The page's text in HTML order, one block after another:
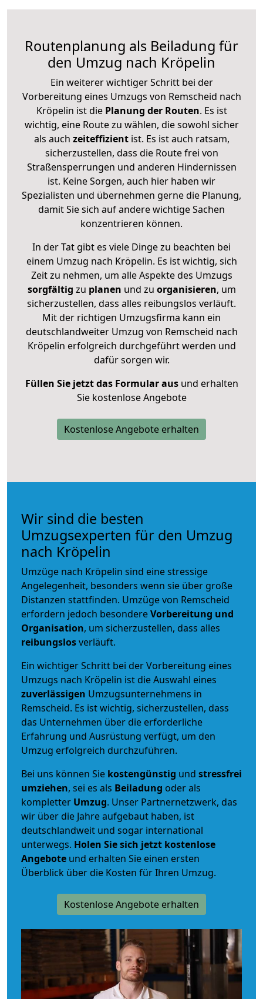
Routenplanung als Beiladung für
den Umzug nach Kröpelin
Ein weiterer wichtiger Schritt bei der
Vorbereitung eines Umzugs von Remscheid nach
Kröpelin ist diePlanung der Routen. Es ist
wichtig, eine Route zu wählen, die sowohl sicher
als auch zeiteffizientist. Es ist auch ratsam,
sicherzustellen, dass die Route frei von
Straßensperrungen und anderen Hindernissen
ist. Keine Sorgen, auch hier haben wir
Spezialisten und übernehmen gerne die Planung,
damit Sie sich auf andere wichtige Sachen
konzentrieren können.
In der Tat gibt es viele Dinge zu beachten bei
einem Umzug nach Kröpelin. Es ist wichtig, sich
Zeit zu nehmen, um alle Aspekte des Umzugs
sorgfältig zu planen und zu organisieren, um
sicherzustellen, dass alles reibungslos verläuft.
Mit der richtigen Umzugsfirma kann ein
deutschlandweiter Umzug von Remscheid nach
Kröpelin erfolgreich durchgeführt werden und
dafür sorgen wir.
Füllen Sie jetzt das Formular ausund erhalten
Sie kostenlose Angebote
Kostenlose Angebote erhalten
Wir sind die besten
Umzugsexperten für den Umzug
nach Kröpelin
Umzüge nach Kröpelin sind eine stressige
Angelegenheit, besonders wenn sie über große
Distanzen stattfinden. Umzüge von Remscheid
erfordern jedoch besondereVorbereitung und
Organisation, um sicherzustellen, dass alles
reibungslosverläuft.
Ein wichtiger Schritt bei der Vorbereitung eines
Umzugs nach Kröpelin ist die Auswahl eines
zuverlässigen Umzugsunternehmens in
Remscheid. Es ist wichtig, sicherzustellen, dass
das Unternehmen über die erforderliche
Erfahrung und Ausrüstung verfügt, um den
Umzug erfolgreich durchzuführen.
Bei uns können Sie kostengünstig und stressfrei
umziehen, sei es als Beiladung oder als
kompletter Umzug. Unser Partnernetzwerk, das
wir über die Jahre aufgebaut haben, ist
deutschlandweit und sogar international
unterwegs. Holen Sie sich jetzt kostenlose
Angebote und erhalten Sie einen ersten
Überblick über die Kosten für Ihren Umzug.
Kostenlose Angebote erhalten